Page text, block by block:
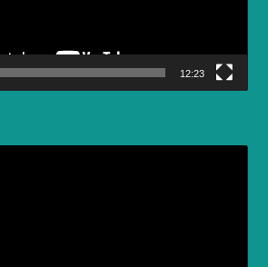
12:23